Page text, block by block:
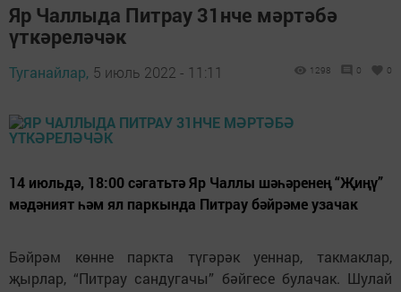
Яр Чаллыда Питрау 31нче мәртәбә
үткәреләчәк
Туганайлар, 5 июль 2022 - 11:11 1298 0 0
14 июльдә, 18:00 сәгатьтә Яр Чаллы шәһәренең “Җиңү”
мәдәният һәм ял паркында Питрау бәйрәме узачак
Бәйрәм көнне паркта түгәрәк уеннар, такмаклар,
җырлар, “Питрау сандугачы” бәйгесе булачак. Шулай